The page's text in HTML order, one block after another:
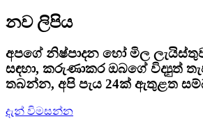
නව ලිපිය
අපගේ නිෂ්පාදන හෝ මිල
සඳහා, කරුණාකර ඔබගේ විද්‍යුත්
තබන්න, අපි පැය 24ක් ඇතුළත
දැන් විමසන්න